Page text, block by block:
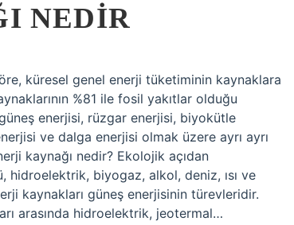
NEDIR
küresel genel enerji tüketiminin kaynaklara
%81 ile fosil yakıtlar olduğu
enerjisi, rüzgar enerjisi, biyokütle
ve dalga enerjisi olmak üzere ayrı ayrı
kaynağı nedir? Ekolojik açıdan
hidroelektrik, biyogaz, alkol, deniz, ısı ve
kaynakları güneş enerjisinin türevleridir.
arasında hidroelektrik, jeotermal…